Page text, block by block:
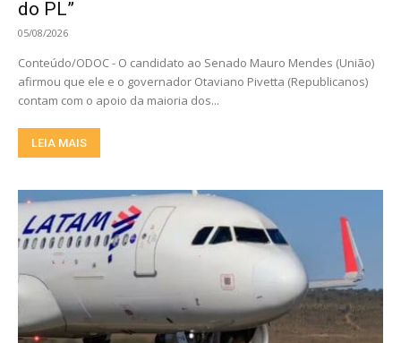
do PL”
05/08/2026
Conteúdo/ODOC - O candidato ao Senado Mauro Mendes (União)
afirmou que ele e o governador Otaviano Pivetta (Republicanos)
contam com o apoio da maioria dos...
LEIA MAIS